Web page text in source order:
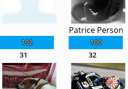
102 100
Patrice Personne
31 32